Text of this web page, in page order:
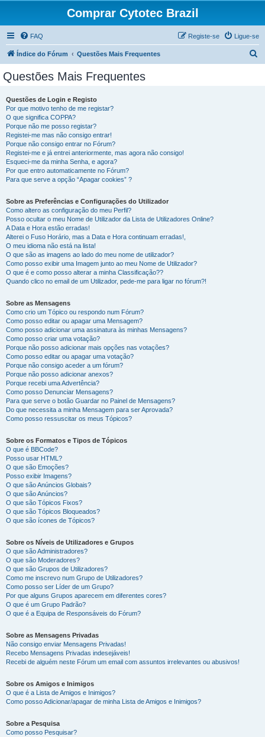
Comprar Cytotec Brazil
FAQ Ligue-se
Registe-se
Índice do Fórum Questões Mais Frequentes
Questões Mais Frequentes
Questões de Login e Registo
Por que motivo tenho de me registar?
O que significa COPPA?
Porque não me posso registar?
Registei-me mas não consigo entrar!
Porque não consigo entrar no Fórum?
Registei-me e já entrei anteriormente, mas agora não consigo!
Esqueci-me da minha Senha, e agora?
Por que entro automaticamente no Fórum?
Para que serve a opção “Apagar cookies” ?
Sobre as Preferências e Configurações do Utilizador
Como altero as configuração do meu Perfil?
Posso ocultar o meu Nome de Utilizador da Lista de Utilizadores Online?
A Data e Hora estão erradas!
Alterei o Fuso Horário, mas a Data e Hora continuam erradas!,
O meu idioma não está na lista!
O que são as imagens ao lado do meu nome de utilizador?
Como posso exibir uma Imagem junto ao meu Nome de Utilizador?
O que é e como posso alterar a minha Classificação??
Quando clico no email de um Utilizador, pede-me para ligar no fórum?!
Sobre as Mensagens
Como crio um Tópico ou respondo num Fórum?
Como posso editar ou apagar uma Mensagem?
Como posso adicionar uma assinatura às minhas Mensagens?
Como posso criar uma votação?
Porque não posso adicionar mais opções nas votações?
Como posso editar ou apagar uma votação?
Porque não consigo aceder a um fórum?
Porque não posso adicionar anexos?
Porque recebi uma Advertência?
Como posso Denunciar Mensagens?
Para que serve o botão Guardar no Painel de Mensagens?
Do que necessita a minha Mensagem para ser Aprovada?
Como posso ressuscitar os meus Tópicos?
Sobre os Formatos e Tipos de Tópicos
O que é BBCode?
Posso usar HTML?
O que são Emoções?
Posso exibir Imagens?
O que são Anúncios Globais?
O que são Anúncios?
O que são Tópicos Fixos?
O que são Tópicos Bloqueados?
O que são ícones de Tópicos?
Sobre os Níveis de Utilizadores e Grupos
O que são Administradores?
O que são Moderadores?
O que são Grupos de Utilizadores?
Como me inscrevo num Grupo de Utilizadores?
Como posso ser Líder de um Grupo?
Por que alguns Grupos aparecem em diferentes cores?
O que é um Grupo Padrão?
O que é a Equipa de Responsáveis do Fórum?
Sobre as Mensagens Privadas
Não consigo enviar Mensagens Privadas!
Recebo Mensagens Privadas indesejáveis!
Recebi de alguém neste Fórum um email com assuntos irrelevantes ou abusivos!
Sobre os Amigos e Inimigos
O que é a Lista de Amigos e Inimigos?
Como posso Adicionar/apagar de minha Lista de Amigos e Inimigos?
Sobre a Pesquisa
Como posso Pesquisar?